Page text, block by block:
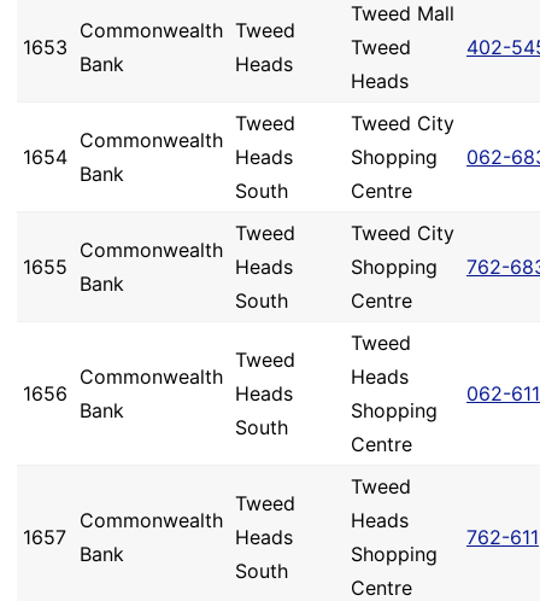
1653
Commonwealth
Bank
Tweed
Heads
Tweed Mall
Tweed
Heads
402-
1654
Commonwealth
Bank
Tweed
Heads
South
Tweed City
Shopping
Centre
062-
1655
Commonwealth
Bank
Tweed
Heads
South
Tweed City
Shopping
Centre
762-
1656
Commonwealth
Bank
Tweed
Heads
South
Tweed
Heads
Shopping
Centre
062-611
1657
Commonwealth
Bank
Tweed
Heads
South
Tweed
Heads
Shopping
Centre
762-611